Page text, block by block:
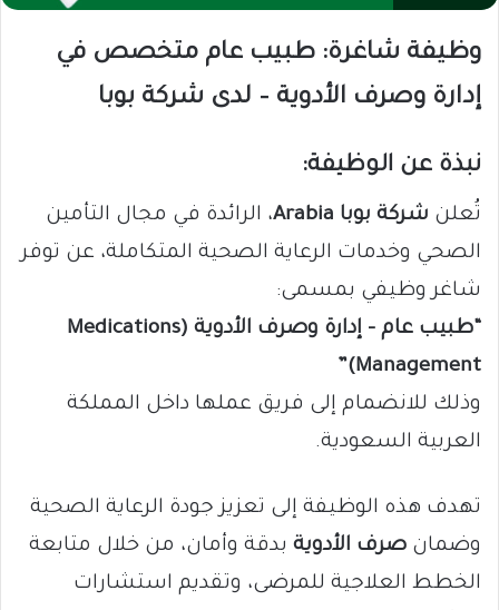
وظيفة شاغرة: طبيب عام متخصص في
إدارة وصرف الأدوية – لدى شركة بوبا
نبذة عن الوظيفة:
تُعلن شركة بوبا Arabia
، الرائدة في مجال التأمين
الصحي وخدمات الرعاية الصحية المتكاملة، عن توفر
شاغر وظيفي بمسمى:
“طبيب عام – إدارة وصرف الأدوية (Medications
Management)”
وذلك للانضمام إلى فريق عملها داخل المملكة
العربية السعودية.
تهدف هذه الوظيفة إلى تعزيز جودة الرعاية الصحية
وضمان صرف الأدوية بدقة وأمان، من خلال متابعة
الخطط العلاجية للمرضى، وتقديم استشارات